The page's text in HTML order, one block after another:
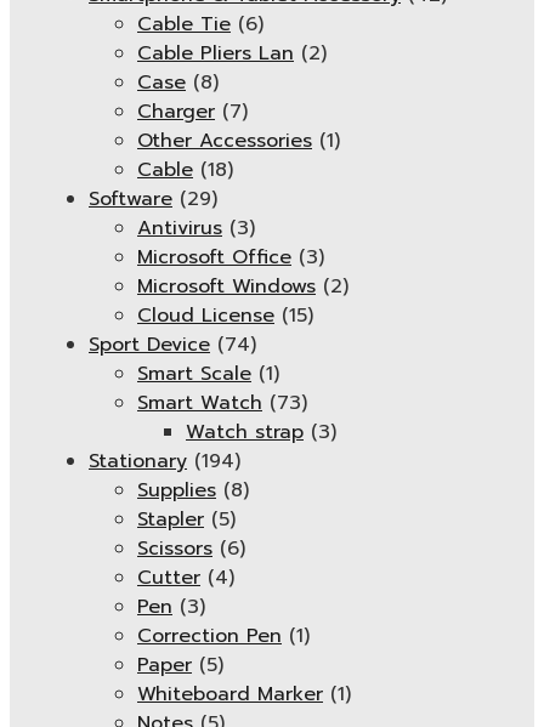
Cable Tie (6)
Cable Pliers Lan (2)
Case (8)
Charger (7)
Other Accessories (1)
Cable (18)
Software (29)
Antivirus (3)
Microsoft Office (3)
Microsoft Windows (2)
Cloud License (15)
Sport Device (74)
Smart Scale (1)
Smart Watch (73)
Watch strap (3)
Stationary (194)
Supplies (8)
Stapler (5)
Scissors (6)
Cutter (4)
Pen (3)
Correction Pen (1)
Paper (5)
Whiteboard Marker (1)